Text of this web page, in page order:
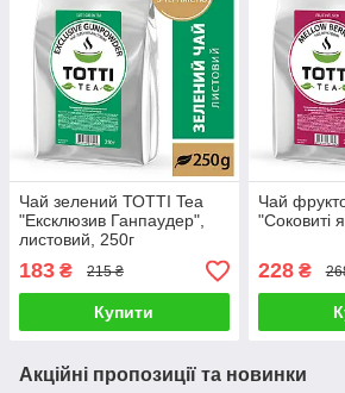
Чай зелений ТОТТІ Tea
"Ексклюзив Ганпаудер",
листовий, 250г
183 ₴ 215 ₴
Купити
Чай
"Соковиті
228₴
Акційні пропозиції та новинки